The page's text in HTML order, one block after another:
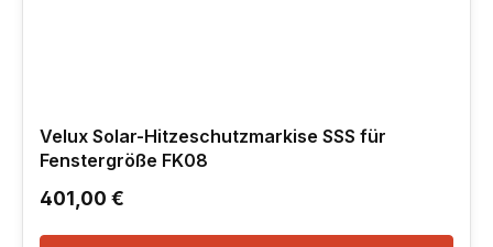
Velux Solar-Hitzeschutzmarkise SSS für
Fenstergröße FK08
Regulärer Preis:
401,00 €